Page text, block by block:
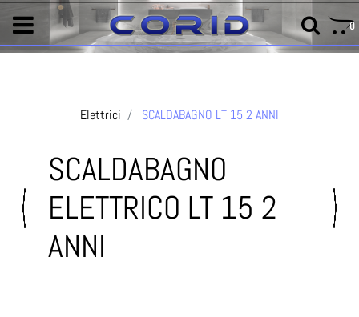
0
Elettrici SCALDABAGNO LT 15 2 ANNI
SCALDABAGNO
ELETTRICO LT 15 2
ANNI